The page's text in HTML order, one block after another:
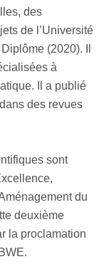
des
de l’Université
(2020). Il
à
Il a publié
des revues
sont
du
deuxième
la proclamation